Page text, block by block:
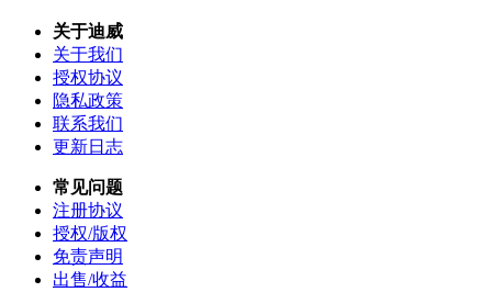
关于迪威
关于我们
授权协议
隐私政策
联系我们
更新日志
常见问题
注册协议
授权/版权
免责声明
出售/收益